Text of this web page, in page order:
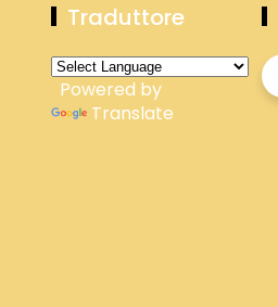
Traduttore
Powered by
Translate